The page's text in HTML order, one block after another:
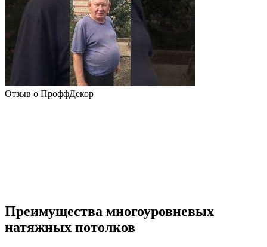
Отзыв о ПроффДекор
Преимущества многоуровневых
натяжных потолков